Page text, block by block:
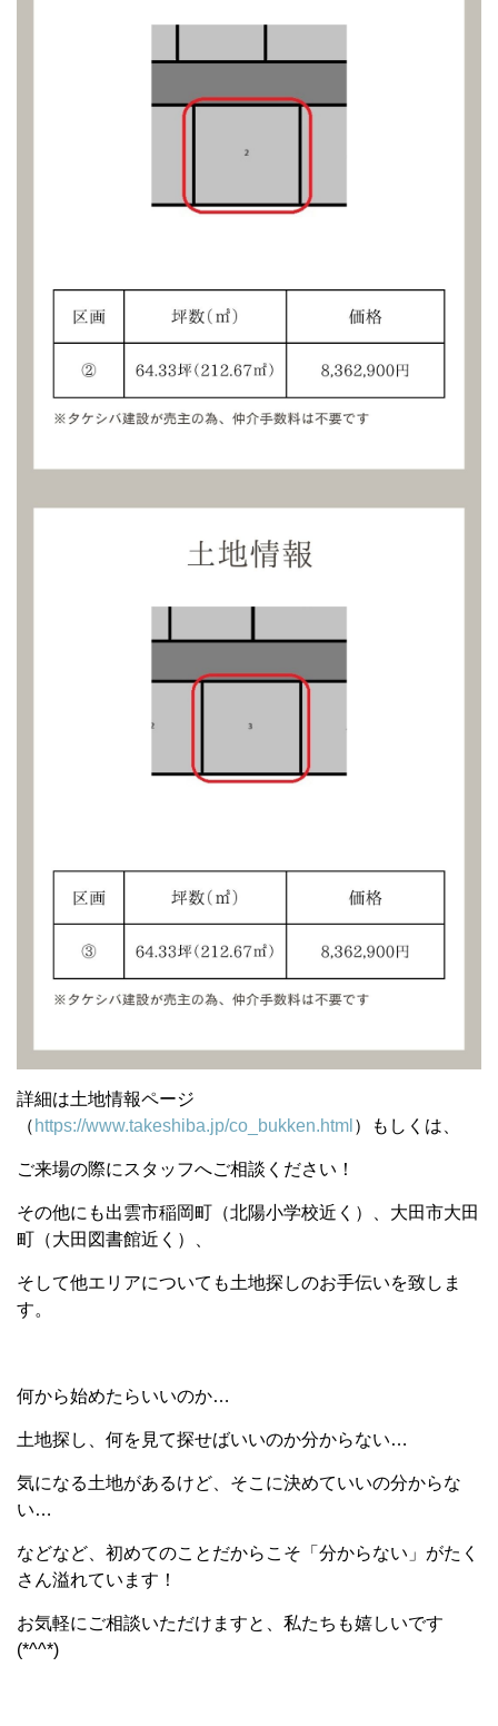
詳細は土地情報ページ
（ https://www.takeshiba.jp/co_bukken.html ）もしくは、
ご来場の際にスタッフへご相談ください！
その他にも出雲市稲岡町（北陽小学校近く）、大田市大田
町（大田図書館近く）、
そして他エリアについても土地探しのお手伝いを致しま
す。
何から始めたらいいのか…
土地探し、何を見て探せばいいのか分からない…
気になる土地があるけど、そこに決めていいの分からな
い…
などなど、初めてのことだからこそ「分からない」がたく
さん溢れています！
お気軽にご相談いただけますと、私たちも嬉しいです
(*^^*)